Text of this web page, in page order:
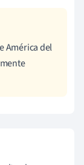
América del